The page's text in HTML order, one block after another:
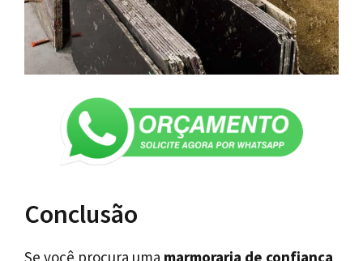
Conclusão
Se você procura uma marmoraria de confiança